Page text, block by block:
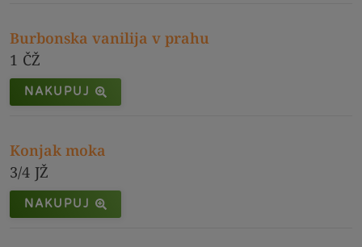
Burbonska vanilija v prahu
1 ČŽ
NAKUPUJ
Konjak moka
3/4 JŽ
NAKUPUJ